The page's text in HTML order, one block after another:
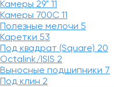
Камеры 29" 11
Камеры 700C 11
Полезные мелочи 5
Каретки 53
Под квадрат (Square) 20
Octalink/ISIS 2
Выносные подшипники 7
Под клин 2